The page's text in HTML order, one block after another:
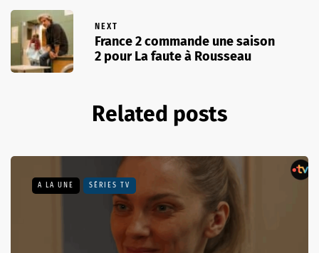
NEXT
France 2 commande une saison
2 pour La faute à Rousseau
Related posts
A LA UNE SÉRIES TV